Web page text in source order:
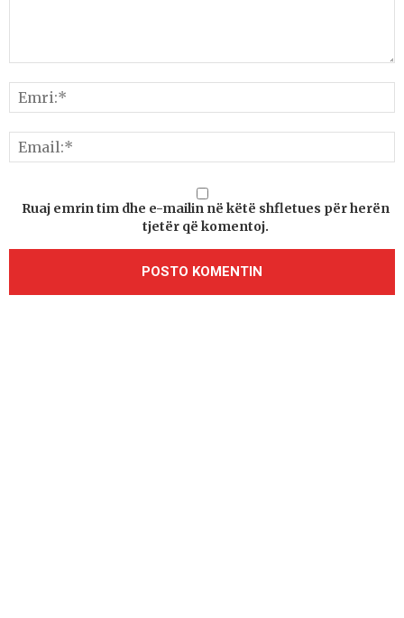
Ruaj emrin tim dhe e-mailin në këtë shfletues për herën
tjetër që komentoj.